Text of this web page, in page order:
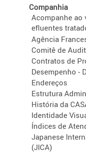
Companhia
Acompanhe ao
efluentes
Agência
Comitê de
Contratos de
Desempenho -
Endereços
Estrutura
História da
Identidade
Índices de
Japanese
(JICA)